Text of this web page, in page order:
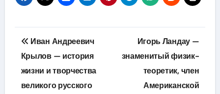
Навигация
по
записям
Иван Андреевич
Крылов — история
жизни и творчества
великого русского
Игорь Ландау —
знаменитый физик-
теоретик, член
Американской